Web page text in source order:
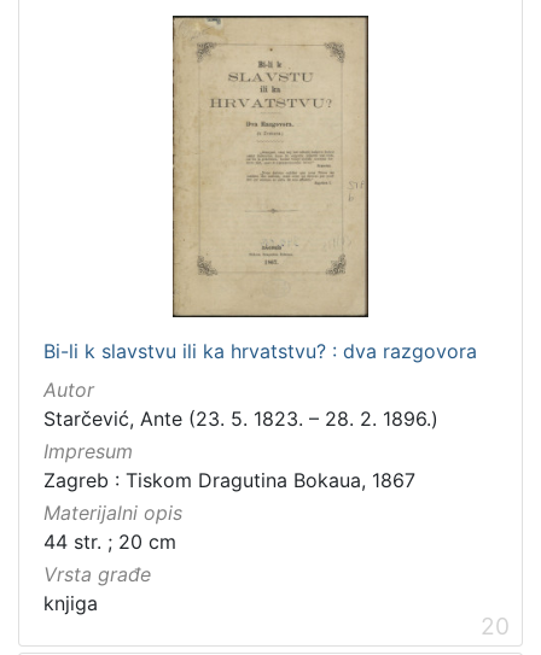
Bi-li k slavstvu ili ka hrvatstvu? : dva razgovora
Autor
Starčević, Ante (23. 5. 1823. – 28. 2. 1896.)
Impresum
Zagreb : Tiskom Dragutina Bokaua, 1867
Materijalni opis
44 str. ; 20 cm
Vrsta građe
knjiga
20